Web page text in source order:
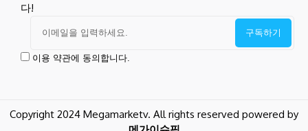
다!
이용 약관에 동의합니다.
Copyright 2024 Megamarketv. All rights reserved powered by